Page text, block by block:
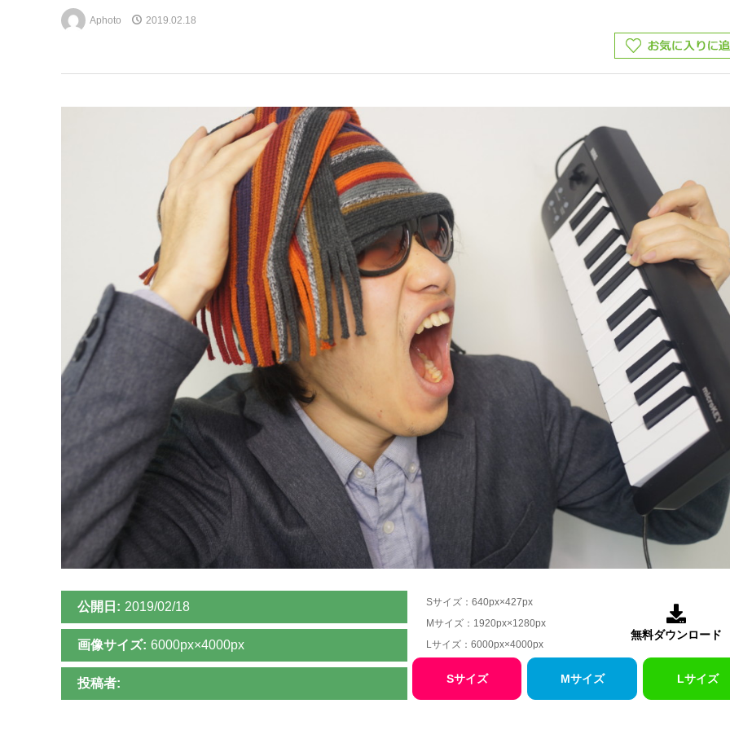
Aphoto 2019.02.18
公開日: 2019/02/18
画像サイズ: 6000px×4000px
投稿者:
Sサイズ：640px×427px
Mサイズ：1920px×1280px
Lサイズ：6000px×4000px

無料ダウンロード
Sサイズ Mサイズ Lサイズ